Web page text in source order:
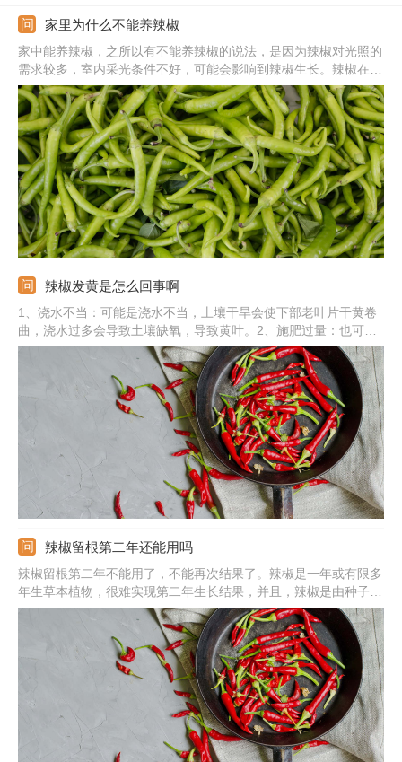
家里为什么不能养辣椒
家中能养辣椒，之所以有不能养辣椒的说法，是因为辣椒对光照的
需求较多，室内采光条件不好，可能会影响到辣椒生长。辣椒在家
中种植，提前准备好花盆和土壤，配制好土壤装入花盆中。准备好
种子，将种子浸种、消毒，处理好用于播种。将种子均匀播撒到土
壤表面，播后覆盖薄土，温度保持在25-30℃左右，大约5-7天发
芽。
辣椒发黄是怎么回事啊
1、浇水不当：可能是浇水不当，土壤干旱会使下部老叶片干黄卷
曲，浇水过多会导致土壤缺氧，导致黄叶。2、施肥过量：也可能
是施肥过量，根部堆积残留的浓肥，老叶逐渐发黄脱落。3、光照
不当：还可能是光照不当，缺少阳光会衰弱发黄，光照过强也会灼
黄。4、感染病害：或可能是感染病害，侵害叶子，也会导致黄
辣椒留根第二年还能用吗
辣椒留根第二年不能用了，不能再次结果了。辣椒是一年或有限多
年生草本植物，很难实现第二年生长结果，并且，辣椒是由种子发
育而来，留根对于繁殖的作用不大。辣椒在种植前，可选好种植地
块，施入基肥，在土壤中作畦。将种子播种育苗，等待种子萌发出
苗，选择晴天的下午定植，将小苗种植到土壤中，做好田间管理。